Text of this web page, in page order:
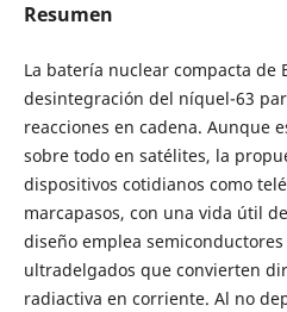
Resumen
La batería nuclear compacta de
desintegración del níquel-63
reacciones en cadena. Aunque
sobre todo en satélites, la
dispositivos cotidianos como
marcapasos, con una vida útil
diseño emplea
ultradelgados que convierten
radiactiva en corriente. Al no